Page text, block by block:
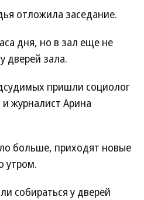
отложила заседание.
дня, но в зал еще не
дверей зала.
пришли социолог
журналист Арина
больше, приходят новые
утром.
собираться у дверей